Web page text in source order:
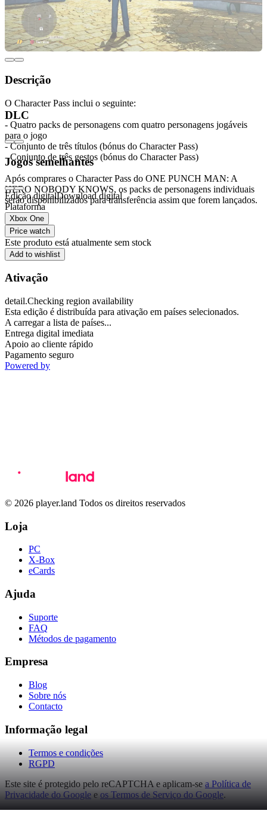
Descrição
O Character Pass inclui o seguinte:
- Quatro packs de personagens com quatro personagens jogáveis
para o jogo
- Conjunto de três títulos (bónus do Character Pass)
- Conjunto de três gestos (bónus do Character Pass)
Após comprares o Character Pass do ONE PUNCH MAN: A
HERO NOBODY KNOWS, os packs de personagens individuais
serão disponibilizados para transferência assim que forem lançados.
DLC
Jogos semelhantes
Edição digitalDownload digital
Plataforma
Xbox One
Price watch
Este produto está atualmente sem stock
Add to wishlist
Ativação
detail.Checking region availability
Esta edição é distribuída para ativação em países selecionados.
A carregar a lista de países...
Entrega digital imediata
Apoio ao cliente rápido
Pagamento seguro
Powered by
© 2026 player.land Todos os direitos reservados
Loja
PC
X-Box
eCards
Ajuda
Suporte
FAQ
Métodos de pagamento
Empresa
Blog
Sobre nós
Contacto
Informação legal
Termos e condições
RGPD
Este site é protegido pelo reCAPTCHA e aplicam-se a Política de
Privacidade do Google e os Termos de Serviço do Google.